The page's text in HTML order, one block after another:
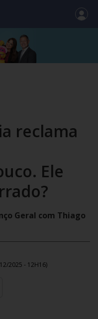
reclama
Ele
Geral com Thiago
2025 - 12H16)